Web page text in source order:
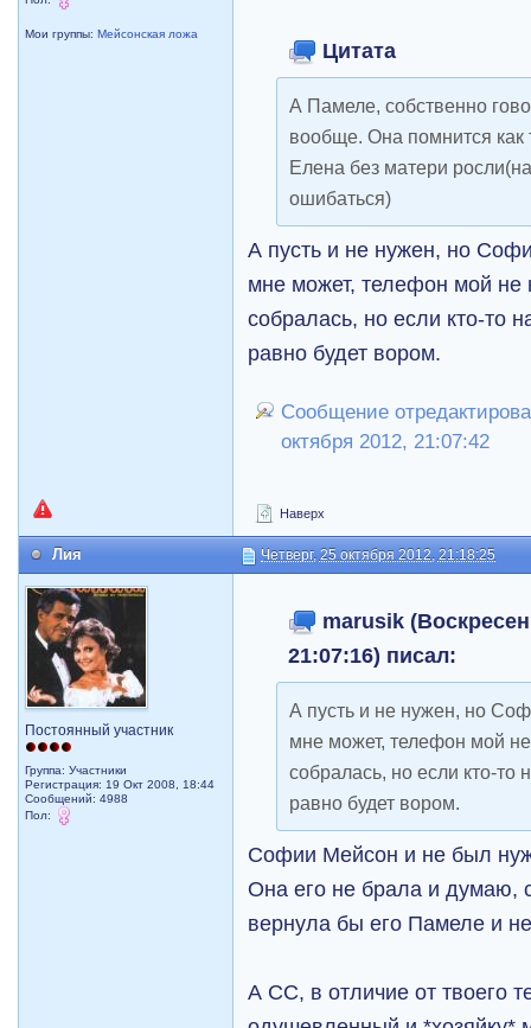
Мои группы:Мейсонская ложа
Цитата
А Памеле, собственно
вообще. Она помнится
Елена без матери
ошибаться)
А пусть и не нужен, но
мне может, телефон мой не
собралась, но если кто-то
равно будет вором.
Сообщение
октября 2012, 21:07:42
Наверх
Лия Четверг, 25 октября 2012, 21:18:25
Постоянный участник
Группа: Участники
Регистрация: 19 Окт 2008, 18:44
Сообщений: 4988
Пол:
marusik
21:07:16) писал:
А пусть и не нужен, но
мне может, телефон мой
собралась, но если кто-то
равно будет вором.
Софии Мейсон и не был
Она его не брала и думаю,
вернула бы его Памеле и
А СС, в отличие от твоего